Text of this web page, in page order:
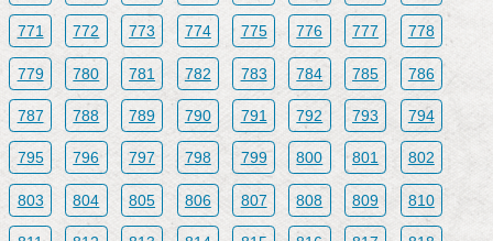
771 772 773 774 775 776 777 778
779 780 781 782 783 784 785 786
787 788 789 790 791 792 793 794
795 796 797 798 799 800 801 802
803 804 805 806 807 808 809 810